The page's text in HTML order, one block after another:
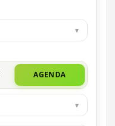
AGENDA